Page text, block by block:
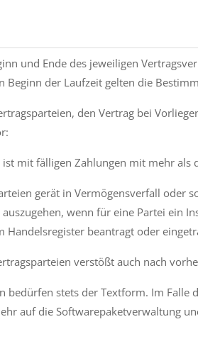
und Ende des jeweiligen
Beginn der Laufzeit gelten die
den Vertrag bei
ist mit fälligen Zahlungen mit mehr als
gerät in Vermögensverfall oder
wenn für eine Partei ein
Han­delsregister beantragt oder
verstößt auch nach
bedürfen stets der Textform. Im
auf die Softwarepaketverwaltung